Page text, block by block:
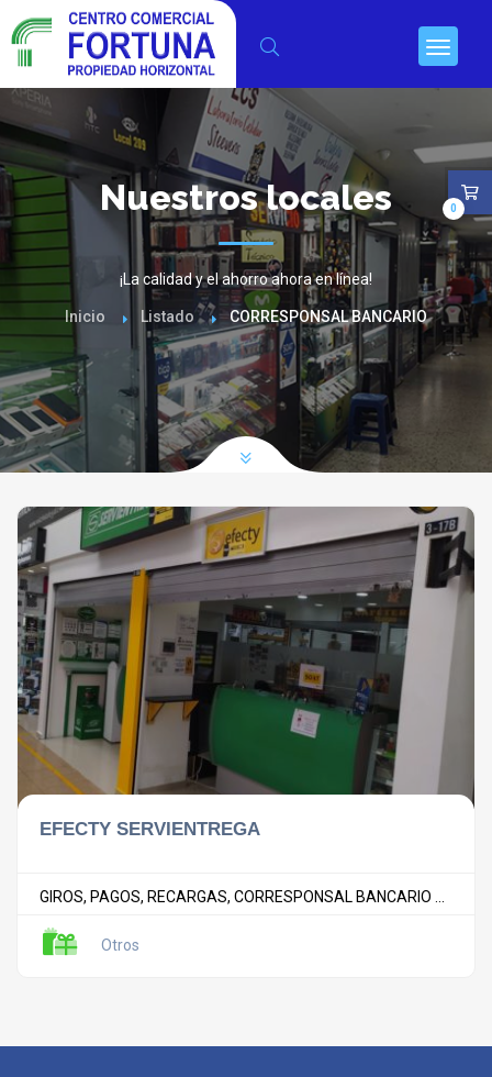
Nuestros locales
¡La calidad y el ahorro ahora en línea!
Inicio Listado CORRESPONSAL BANCARIO
EFECTY SERVIENTREGA
GIROS, PAGOS, RECARGAS, CORRESPONSAL BANCARIO ...
Otros
0